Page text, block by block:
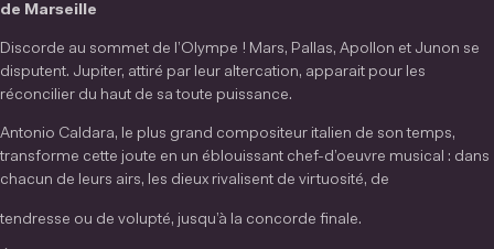
de Marseille
Discorde au sommet de l’Olympe ! Mars, Pallas, Apollon et Junon se
disputent. Jupiter, attiré par leur altercation, apparait pour les
réconcilier du haut de sa toute puissance.
Antonio Caldara, le plus grand compositeur italien de son temps,
transforme cette joute en un éblouissant chef-d’oeuvre musical : dans
chacun de leurs airs, les dieux rivalisent de virtuosité, de
tendresse ou de volupté, jusqu’à la concorde finale.